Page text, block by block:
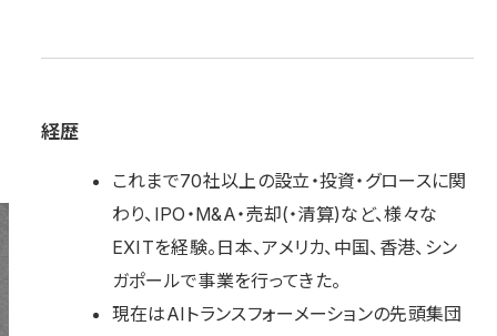
経歴
これまで70社以上の設立・投資・グロースに関
わり、IPO・M&A・売却(・清算)など、様々な
EXITを経験。日本、アメリカ、中国、香港、シン
ガポールで事業を行ってきた。
現在はAIトランスフォーメーションの先頭集団